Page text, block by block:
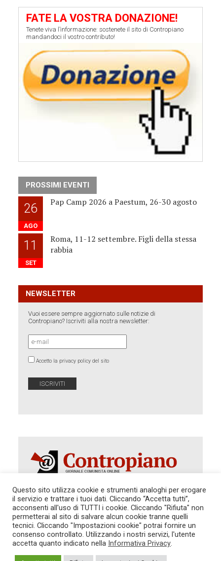
FATE LA VOSTRA DONAZIONE!
Tenete viva l’informazione: sostenete il sito di Contropiano
mandandoci il vostro contributo!
PROSSIMI EVENTI
26
AGO
Pap Camp 2026 a Paestum, 26-30 agosto
11
SET
Roma, 11-12 settembre. Figli della stessa
rabbia
NEWSLETTER
Vuoi essere sempre aggiornato sulle notizie di
Contropiano? Iscriviti alla nostra newsletter:
Accetto la privacy policy del sito
Autorizzazione del Tribunale di Roma 286 del 31
dicembre 2014. Direttore Responsabile: Sergio
Cararo. Indirizzo: V.Casalbruciato 27- sc. B - 00159
Roma -
Tel. 06.640.122.19 -redazione@contropiano.org
Questo sito utilizza cookie e strumenti analoghi per erogare
il servizio e trattare i tuoi dati. Cliccando “Accetta tutti”,
acconsenti all'uso di TUTTI i cookie. Cliccando "Rifiuta" non
permetterai al sito di salvare alcun cookie tranne quelli
tecnici. Cliccando "Impostazioni cookie" potrai fornire un
consenso controllato. Utilizzando i nostri servizi, l'utente
accetta quanto indicato nella Informativa Privacy.